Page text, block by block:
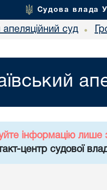
Судова влада
апеляційний суд •
інформацію лише
центр судової